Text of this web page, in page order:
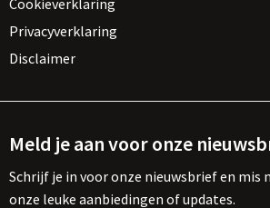
Cookieverklaring
Privacyverklaring
Disclaimer
Meld je aan voor onze
Schrijf je in voor onze nieuwsbrief en mis
onze leuke aanbiedingen of updates.